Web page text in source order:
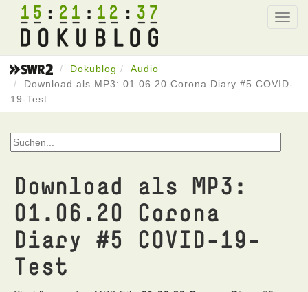
15 21 12 37
Dokublog
Audio
Download als MP3: 01.06.20 Corona Diary #5 COVID-
19-Test
Download als MP3:
01.06.20 Corona
Diary #5 COVID-19-
Test